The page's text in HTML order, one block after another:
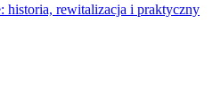
historia, rewitalizacja i praktyczny